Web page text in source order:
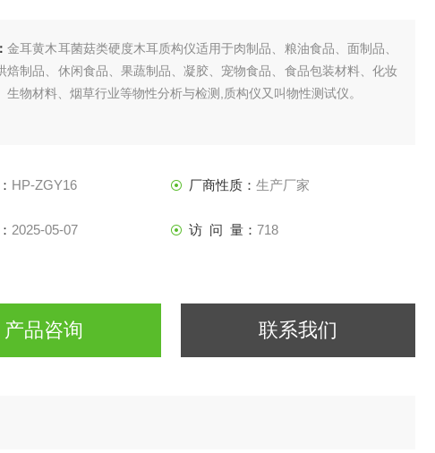
金耳黄木耳菌菇类硬度木耳质构仪适用于肉制品、粮油食品、面制品、
焙制品、休闲食品、果蔬制品、凝胶、宠物食品、食品包装材料、化妆
生物材料、烟草行业等物性分析与检测,质构仪又叫物性测试仪。
HP-ZGY16 厂商性质： 生产厂家
2025-05-07 访 问 量： 718
产品咨询 联系我们